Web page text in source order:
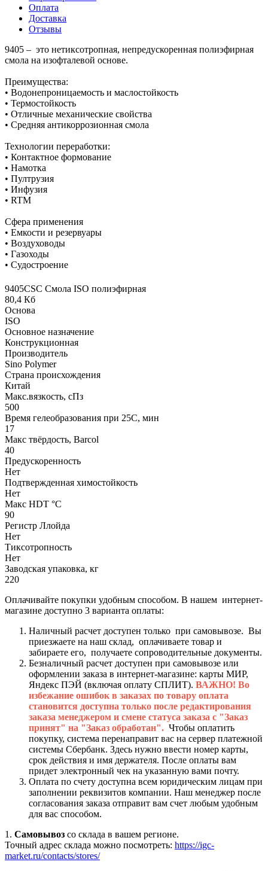
Оплата
Доставка
Отзывы
9405 – это нетиксотропная, непредускоренная полиэфирная
смола на изофталевой основе.
Преимущества:
• Водонепроницаемость и маслостойкость
• Термостойкость
• Отличные механические свойства
• Средняя антикоррозионная смола
Технологии переработки:
• Контактное формование
• Намотка
• Пултрузия
• Инфузия
• RTM
Сфера применения
• Емкости и резервуары
• Воздуховоды
• Газоходы
• Судостроение
9405CSC Смола ISO полиэфирная
80,4 Кб
Основа
ISO
Основное назначение
Конструкционная
Производитель
Sino Polymer
Страна происхождения
Китай
Макс.вязкoсть, сПз
500
Время гелеобразования при 25С, мин
17
Макс твёрдость, Barcol
40
Предускоренность
Нет
Подтвержденная химостойкость
Нет
Макс HDT °С
90
Регистр Ллойда
Нет
Тиксотропность
Нет
Заводская упаковка, кг
220
Оплачивайте покупки удобным способом. В нашем интернет-
магазине доступно 3 варианта оплаты:
Наличный расчет доступен только при самовывозе. Вы
приезжаете на наш склад, оплачиваете товар и
забираете его, получаете сопроводительные документы.
Безналичный расчет доступен при самовывозе или
оформлении заказа в интернет-магазине: карты МИР,
Яндекс ПЭЙ (включая оплату СПЛИТ). ВАЖНО! Во
избежание ошибок в заказах по товару оплата
становится доступна только после редактирования
заказа менеджером и смене статуса заказа с "Заказ
принят" на "Заказ обработан". Чтобы оплатить
покупку, система перенаправит вас на сервер платежной
системы Сбербанк. Здесь нужно ввести номер карты,
срок действия и имя держателя. После оплаты вам
придет электронный чек на указанную вами почту.
Оплата по счету доступна всем юридическим лицам при
заполнении реквизитов компании. Наш менеджер после
согласования заказа отправит вам счет любым удобным
для вас способом.
1. Самовывоз со склада в вашем регионе.
Точный адрес склада можно посмотреть: https://igc-
market.ru/contacts/stores/